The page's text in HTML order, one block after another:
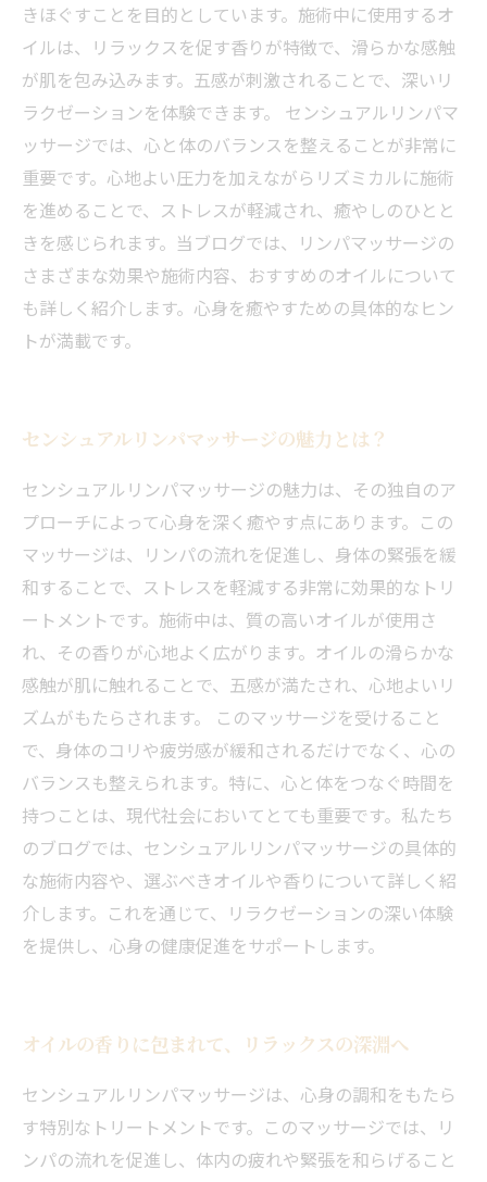
きほぐすことを目的としています。施術中に使用するオ
イルは、リラックスを促す香りが特徴で、滑らかな感触
が肌を包み込みます。五感が刺激されることで、深いリ
ラクゼーションを体験できます。 センシュアルリンパマ
ッサージでは、心と体のバランスを整えることが非常に
重要です。心地よい圧力を加えながらリズミカルに施術
を進めることで、ストレスが軽減され、癒やしのひとと
きを感じられます。当ブログでは、リンパマッサージの
さまざまな効果や施術内容、おすすめのオイルについて
も詳しく紹介します。心身を癒やすための具体的なヒン
トが満載です。
センシュアルリンパマッサージの魅力とは？
センシュアルリンパマッサージの魅力は、その独自のア
プローチによって心身を深く癒やす点にあります。この
マッサージは、リンパの流れを促進し、身体の緊張を緩
和することで、ストレスを軽減する非常に効果的なトリ
ートメントです。施術中は、質の高いオイルが使用さ
れ、その香りが心地よく広がります。オイルの滑らかな
感触が肌に触れることで、五感が満たされ、心地よいリ
ズムがもたらされます。 このマッサージを受けること
で、身体のコリや疲労感が緩和されるだけでなく、心の
バランスも整えられます。特に、心と体をつなぐ時間を
持つことは、現代社会においてとても重要です。私たち
のブログでは、センシュアルリンパマッサージの具体的
な施術内容や、選ぶべきオイルや香りについて詳しく紹
介します。これを通じて、リラクゼーションの深い体験
を提供し、心身の健康促進をサポートします。
オイルの香りに包まれて、リラックスの深淵へ
センシュアルリンパマッサージは、心身の調和をもたら
す特別なトリートメントです。このマッサージでは、リ
ンパの流れを促進し、体内の疲れや緊張を和らげること